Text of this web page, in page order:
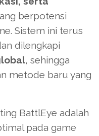
berpotensi
Sistem ini terus
dilengkapi
, sehingga
metode baru yang
BattlEye adalah
pada game